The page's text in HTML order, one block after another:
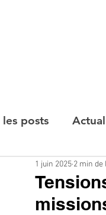
les posts
Interviews1 juin 2025 2 min